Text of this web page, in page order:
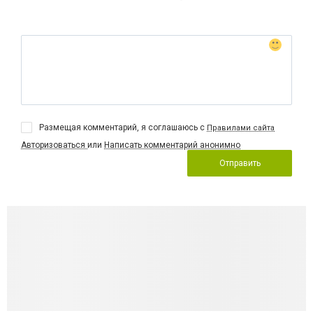
Размещая комментарий, я соглашаюсь с Правилами сайта
Авторизоваться или Написать комментарий анонимно
Отправить